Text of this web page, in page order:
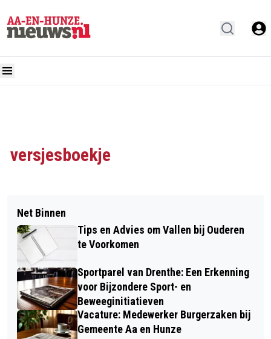
versjesboekje
Net Binnen
Tips en Advies om Vallen bij Ouderen
te Voorkomen
Sportparel van Drenthe: Een Erkenning
voor Bijzondere Sport- en
Beweeginitiatieven
Vacature: Medewerker Burgerzaken bij
Gemeente Aa en Hunze